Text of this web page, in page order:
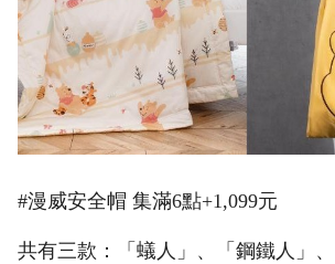
#漫威安全帽 集滿6點+1,099元
共有三款：「蟻人」、「鋼鐵人」